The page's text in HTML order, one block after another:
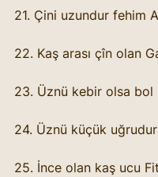
21. Çini uzundur fehim
22. Kaş arası çîn olan
23. Üznü kebir olsa
24. Üznü küçük
25. İnce olan kaş ucu